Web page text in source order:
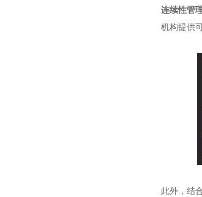
连续性管
机构提供
此外，结